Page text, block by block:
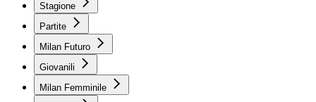
Stagione
Partite
Milan Futuro
Giovanili
Milan Femminile